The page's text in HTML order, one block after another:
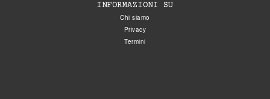
INFORMAZIONI SU
Chi siamo
Privacy
Termini